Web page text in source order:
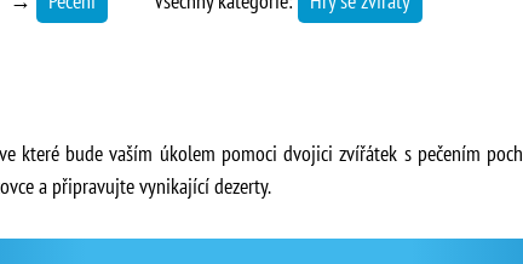
které bude vaším úkolem pomoci dvojici zvířátek s pečením
a připravujte vynikající dezerty.